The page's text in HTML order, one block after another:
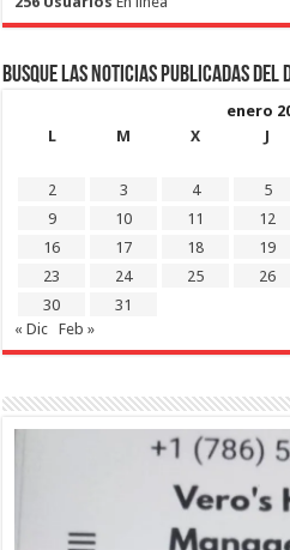
Busque las noticias publicadas del
enero
L
M X J
2
3 4 5
9
10 11 12
16
17 18 19
23
24 25 26
30
31
« Dic
Feb »